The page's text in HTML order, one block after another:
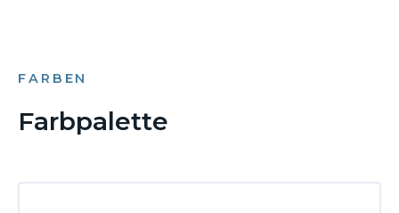
FARBEN
Farbpalette